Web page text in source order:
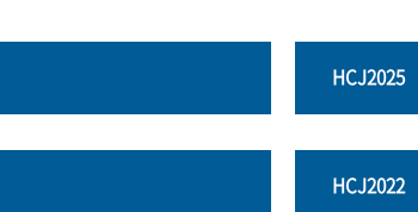
HCJ2025
HCJ2022